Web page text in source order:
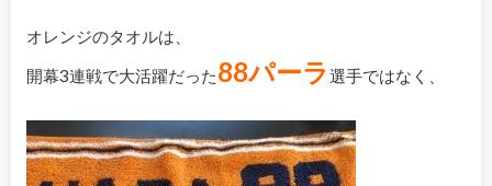
オレンジのタオルは、
開幕3連戦で大活躍だった88パーラ 選手ではなく、